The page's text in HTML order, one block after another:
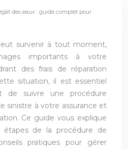
des eaux : guide complet pour
survenir à tout moment,
importants à votre
des frais de réparation
situation, il est essentiel
de suivre une procédure
sinistre à votre assurance et
Ce guide vous explique
étapes de la procédure de
pratiques pour gérer